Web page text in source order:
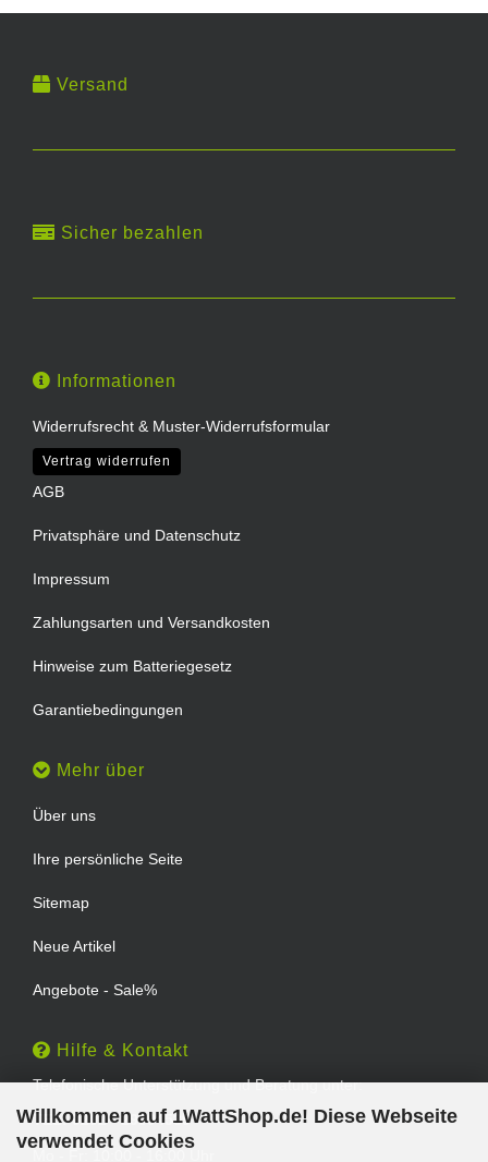
Willkommen auf 1WattShop.de! Diese Webseite
verwendet Cookies
Versand
Sicher bezahlen
Informationen
Widerrufsrecht & Muster-Widerrufsformular
Vertrag widerrufen
AGB
Privatsphäre und Datenschutz
Impressum
Zahlungsarten und Versandkosten
Hinweise zum Batteriegesetz
Garantiebedingungen
Mehr über
Über uns
Ihre persönliche Seite
Sitemap
Neue Artikel
Angebote - Sale%
Hilfe & Kontakt
Telefonische Unterstützung und Beratung unter:
TEL: 0202 - 29994539